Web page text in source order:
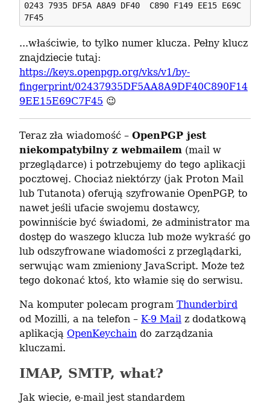
0243 7935 DF5A A8A9 DF40  C890 F149 EE15 E69C
7F45
...właściwie, to tylko numer klucza. Pełny klucz
https://keys.openpgp.org/vks/v1/by-
fingerprint/02437935DF5AA8A9DF40C890F14
9EE15E69C7F45 😉
Teraz zła wiadomość – OpenPGP jest
niekompatybilny z webmailem (mail w
przeglądarce) i potrzebujemy do tego aplikacji
pocztowej. Chociaż niektórzy (jak Proton Mail
lub Tutanota) oferują szyfrowanie OpenPGP, to
nawet jeśli ufacie swojemu dostawcy,
powinniście być świadomi, że administrator ma
dostęp do waszego klucza lub może wykraść go
lub odszyfrowane wiadomości z przeglądarki,
serwując wam zmieniony JavaScript. Może też
tego dokonać ktoś, kto włamie się do serwisu.
Na komputer polecam program Thunderbird
od Mozilli, a na telefon – K-9 Mail z dodatkową
aplikacją OpenKeychain do zarządzania
kluczami.
IMAP, SMTP, what?
Jak wiecie, e-mail jest standardem